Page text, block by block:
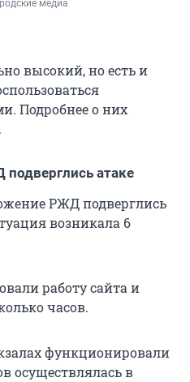
медиа
высокий, но есть и
Подробнее о них
.
атаке
РЖД подверглись
возникала 6
работу сайта и
часов.
функционировали
осуществлялась в